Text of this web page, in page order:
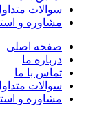
سوالات
مشاوره و
صفحه اصلی
درباره ما
تماس با ما
سوالات
مشاوره و